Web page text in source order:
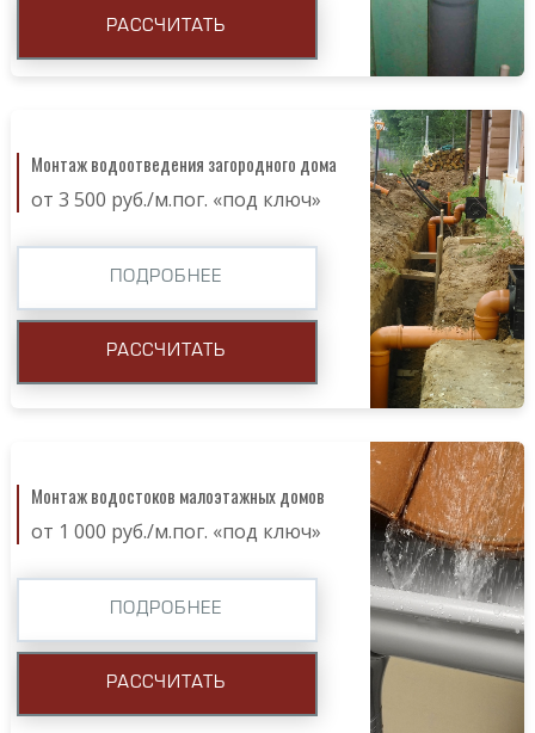
РАССЧИТАТЬ
Монтаж водоотведения загородного дома
от 3 500 руб./м.пог. «под ключ»
ПОДРОБНЕЕ
РАССЧИТАТЬ
Монтаж водостоков малоэтажных домов
от 1 000 руб./м.пог. «под ключ»
ПОДРОБНЕЕ
РАССЧИТАТЬ